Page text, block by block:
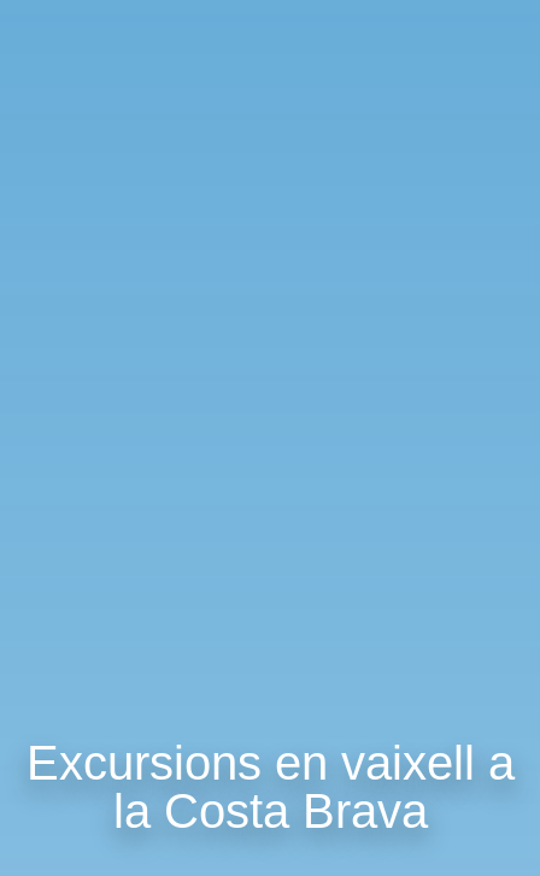
Excursions en vaixell a
la Costa Brava